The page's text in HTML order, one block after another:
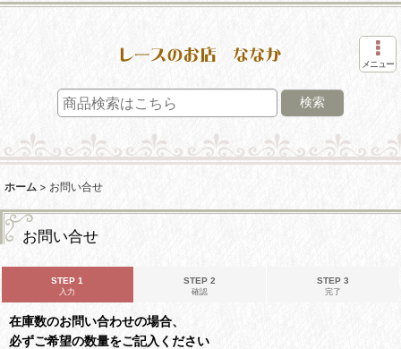
メニュー
検索
ホーム > お問い合せ
お問い合せ
STEP 1
入力
STEP 2
確認
STEP 3
完了
在庫数のお問い合わせの場合、
必ずご希望の数量をご記入ください